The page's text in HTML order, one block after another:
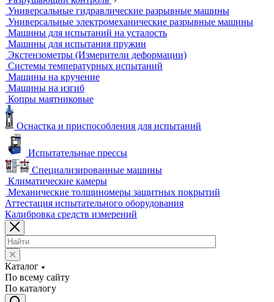
Комлектующие для КИМ
Лазерные маркировщики
Оборудование для контроля геометрии
3D-сканеры
Аксессуары для метрологического оборудования
Видеоизмерительные машины
Координатно-измерительные машины
Лазерные трекеры
Мультисенсорные и видеоизмерительные машины
Оптические измерительные машины
Приборы для измерения профиля и формы
Промышленные томографы
Фрезерные станки с ЧПУ
Разрушающий контроль
Универсальные гидравлические разрывные машины
Универсальные электромеханические разрывные машины
Машины для испытаний на усталость
Машины для испытания пружин
Экстензометры (Измерители деформации)
Системы температурных испытаний
Машины на кручение
Машины на изгиб
Копры маятниковые
Оснастка и приспособления для испытаний